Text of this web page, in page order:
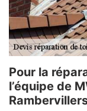
Pour la
l’équipe de